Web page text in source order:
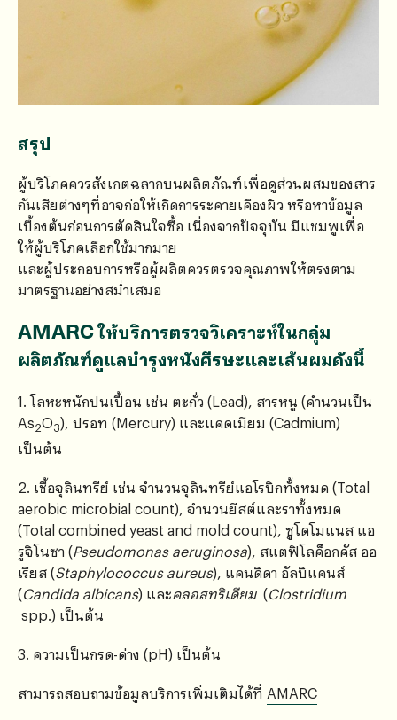
สรุป
ผู้บริโภคควรสังเกตฉลากบนผลิตภัณฑ์เพื่อดูส่วนผสมของสาร
กันเสียต่างๆที่อาจก่อให้เกิดการระคายเคืองผิว หรือหาข้อมูล
เบื้องต้นก่อนการตัดสินใจซื้อ เนื่องจากปัจจุบัน มีแชมพูเพื่อ
ให้ผู้บริโภคเลือกใช้มากมาย
และผู้ประกอบการหรือผู้ผลิตควรตรวจคุณภาพให้ตรงตาม
มาตรฐานอย่างสม่ำเสมอ
AMARC ให้บริการตรวจวิเคราะห์ในกลุ่ม
ผลิตภัณฑ์ดูแลบำรุงหนังศีรษะและเส้นผมดังนี้
1. โลหะหนักปนเปื้อน เช่น ตะกั่ว (Lead), สารหนู (คำนวนเป็น
As2O3), ปรอท (Mercury) และแคดเมียม (Cadmium)
เป็นต้น
2. เชื้อจุลินทรีย์ เช่น จำนวนจุลินทรีย์แอโรบิกทั้งหมด (Total
aerobic microbial count), จำนวนยีสต์และราทั้งหมด
(Total combined yeast and mold count), ซูโดโมแนส แอ
รูจิโนซา (Pseudomonas aeruginosa), สแตฟิโลค็อกคัส ออ
เรียส (Staphylococcus aureus), แคนดิดา อัลบิแคนส์
(Candida albicans) และคลอสทริเดียม (Clostridium
spp.) เป็นต้น
3. ความเป็นกรด-ด่าง (pH) เป็นต้น
สามารถสอบถามข้อมูลบริการเพิ่มเติมได้ที่ AMARC